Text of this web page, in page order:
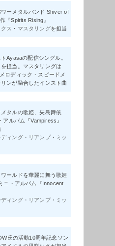
ワーメタルバンド Shiver of
『Spirits Rising』
クス ・ マスタリングを担当
Ayasaの配信シングル。
を担当。マスタリングは
ロディック・スピードメ
ンが融合したインスト曲
タルの歌姫、矢島舞依
アルバム『Vampiress』
ディング・ リアンプ・ ミッ
ールドを華麗に舞う歌姫
ニ・アルバム『Innocent
ディング・ リアンプ・ ミッ
氏の活動10周年記念ソン